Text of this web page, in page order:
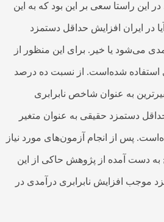
راستا سعی بر این بود که به این
افزایش حداقل دستمزد
یا خیر. برای این منظور از
شده‌است. از نسبت ده درصد
به عنوان شاخص نابرابری
حقیقی به عنوان متغیر
از انجام آزمون‌های مورد نیاز
آمده از پژوهش حاکی از این
افزایش نابرابری درآمدی در